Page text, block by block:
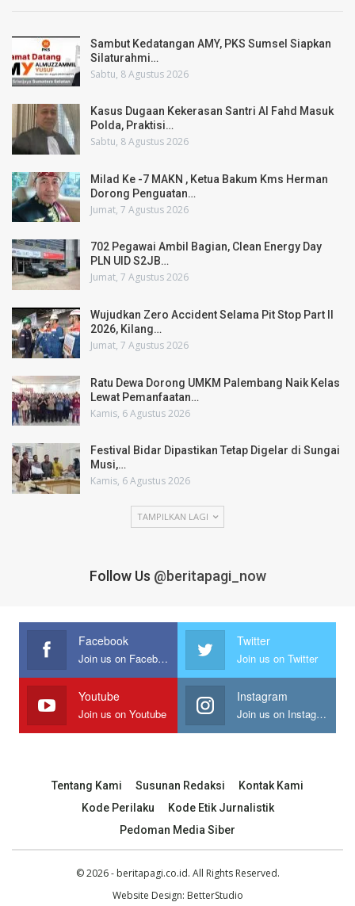
Sambut Kedatangan AMY, PKS Sumsel Siapkan
Silaturahmi…
Sabtu, 8 Agustus 2026
Kasus Dugaan Kekerasan Santri Al Fahd Masuk
Polda, Praktisi…
Sabtu, 8 Agustus 2026
Milad Ke -7 MAKN , Ketua Bakum Kms Herman
Dorong Penguatan…
Jumat, 7 Agustus 2026
702 Pegawai Ambil Bagian, Clean Energy Day
PLN UID S2JB…
Jumat, 7 Agustus 2026
Wujudkan Zero Accident Selama Pit Stop Part II
2026, Kilang…
Jumat, 7 Agustus 2026
Ratu Dewa Dorong UMKM Palembang Naik Kelas
Lewat Pemanfaatan…
Kamis, 6 Agustus 2026
Festival Bidar Dipastikan Tetap Digelar di Sungai
Musi,…
Kamis, 6 Agustus 2026
TAMPILKAN LAGI
Follow Us @beritapagi_now
Facebook
Join us on Facebook
Twitter
Join us on Twitter
Youtube
Join us on Youtube
Instagram
Join us on Instagram
Tentang Kami Susunan Redaksi
Kontak Kami
Kode Perilaku
Kode Etik Jurnalistik
Pedoman Media Siber
© 2026 - beritapagi.co.id. All Rights Reserved.
Website Design: BetterStudio